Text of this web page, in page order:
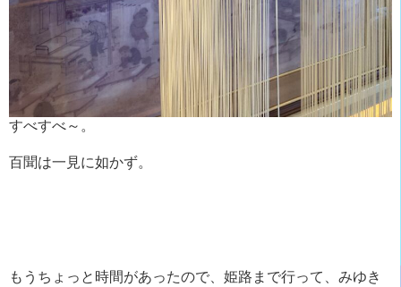
すべすべ～。
百聞は一見に如かず。
もうちょっと時間があったので、姫路まで行って、みゆき